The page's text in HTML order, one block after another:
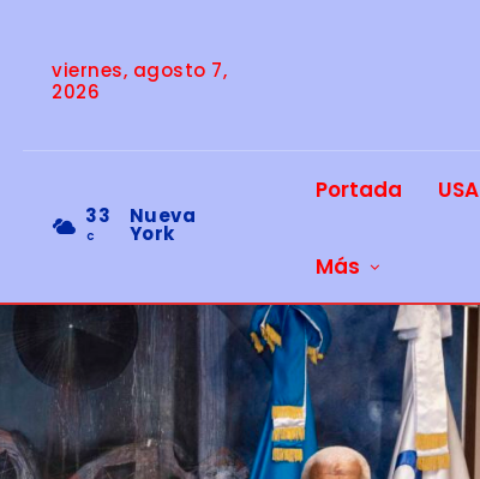
viernes, agosto 7,
2026
33
C
Nueva
York
Portada USA
Más